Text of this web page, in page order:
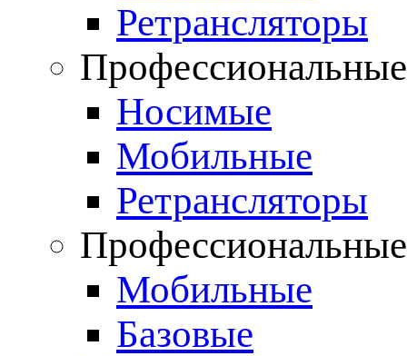
Ретрансляторы
Носимые
Мобильные
Ретрансляторы
Мобильные
Базовые